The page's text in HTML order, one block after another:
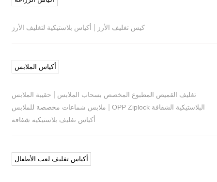
كيس تغليف الأرز أكياس بلاستيكية لتغليف الأرز
أكياس الملابس
تغليف القميص المطبوع المخصص بسحاب الملابس
حقيبة الملابس
البلاستيكية الشفافة OPP Ziplock
ملابس شماعات مخصصة للملابس
أكياس تغليف بلاستيكية شفافة
أكياس تغليف لعب الأطفال